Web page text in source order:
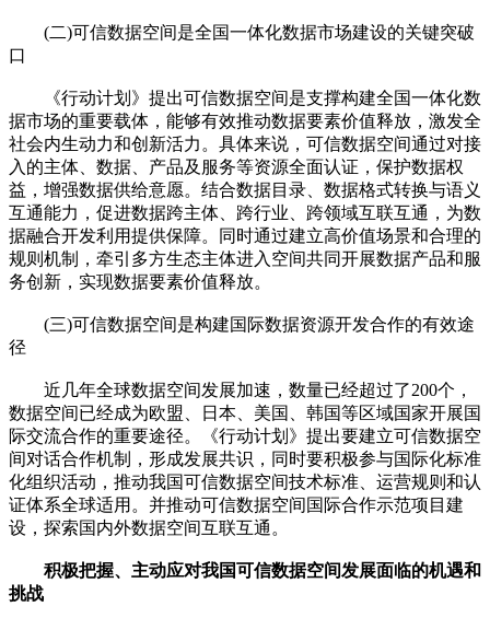
(二)可信数据空间是全国一体化数据市场建设的关键突破
口
《行动计划》提出可信数据空间是支撑构建全国一体化数
据市场的重要载体，能够有效推动数据要素价值释放，激发全
社会内生动力和创新活力。具体来说，可信数据空间通过对接
入的主体、数据、产品及服务等资源全面认证，保护数据权
益，增强数据供给意愿。结合数据目录、数据格式转换与语义
互通能力，促进数据跨主体、跨行业、跨领域互联互通，为数
据融合开发利用提供保障。同时通过建立高价值场景和合理的
规则机制，牵引多方生态主体进入空间共同开展数据产品和服
务创新，实现数据要素价值释放。
(三)可信数据空间是构建国际数据资源开发合作的有效途
径
近几年全球数据空间发展加速，数量已经超过了200个，
数据空间已经成为欧盟、日本、美国、韩国等区域国家开展国
际交流合作的重要途径。《行动计划》提出要建立可信数据空
间对话合作机制，形成发展共识，同时要积极参与国际化标准
化组织活动，推动我国可信数据空间技术标准、运营规则和认
证体系全球适用。并推动可信数据空间国际合作示范项目建
设，探索国内外数据空间互联互通。
积极把握、主动应对我国可信数据空间发展面临的机遇和
挑战